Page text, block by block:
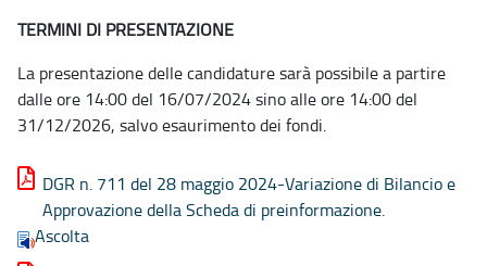
TERMINI DI PRESENTAZIONE
La presentazione delle candidature sarà possibile a partire
dalle ore 14:00 del 16/07/2024 sino alle ore 14:00 del
31/12/2026, salvo esaurimento dei fondi.
DGR n. 711 del 28 maggio 2024-Variazione di Bilancio e
Approvazione della Scheda di preinformazione.
Ascolta